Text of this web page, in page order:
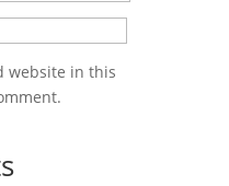
website in this